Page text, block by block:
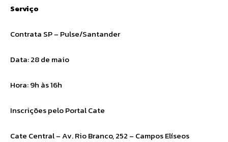
Serviço
Contrata SP – Pulse/Santander
Data: 28 de maio
Hora: 9h às 16h
Inscrições pelo Portal Cate
Cate Central – Av. Rio Branco, 252 – Campos Elíseos